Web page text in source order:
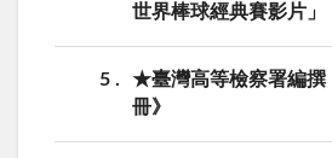
世界棒球經典賽影片」
5
★臺灣高等檢察署編撰
冊》